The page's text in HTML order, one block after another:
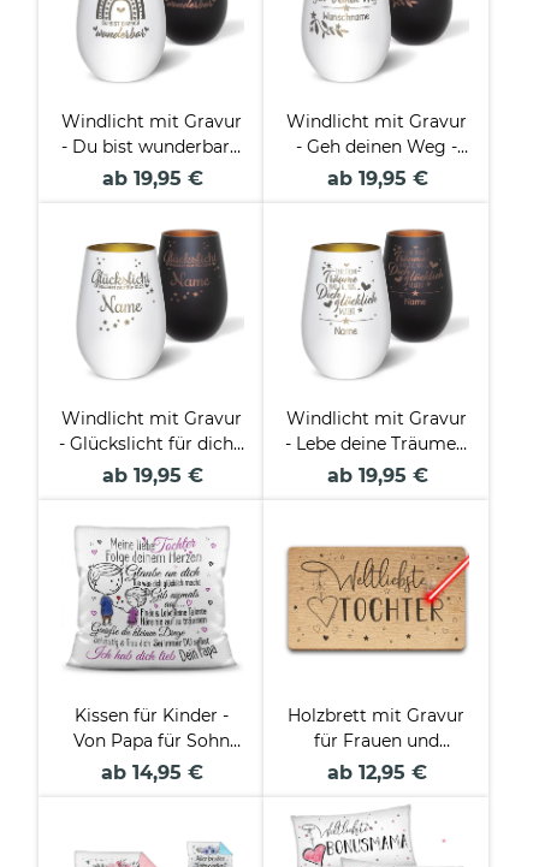
Windlicht mit Gravur
- Du bist wunderbar -
mit Name - inkl.
ab 19,95 €
Windlicht mit Gravur
- Geh deinen Weg -
mit Name - inkl.
ab 19,95 €
Windlicht mit Gravur
- Glückslicht für dich -
mit Name - inkl.
ab 19,95 €
Windlicht mit Gravur
- Lebe deine Träume -
mit Name - inkl.
ab 19,95 €
Kissen für Kinder -
Von Papa für Sohn
und Tochter
ab 14,95 €
Holzbrett mit Gravur
für Frauen und
Mädchen -
ab 12,95 €